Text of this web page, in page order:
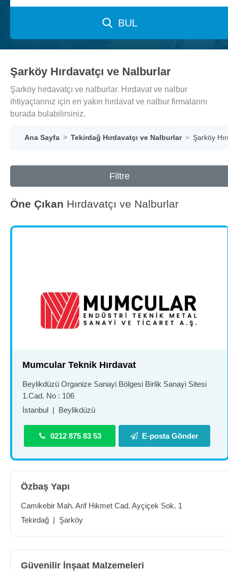
BUL
Şarköy Hırdavatçı ve Nalburlar
Şarköy hırdavatçı ve nalburlar. Hırdavat ve nalbur
ihtiyaçlarınız için en yakın hırdavat ve nalbur firmalarını
burada bulabilirsiniz.
Ana Sayfa Tekirdağ Hırdavatçı ve Nalburlar Şarköy
Filtre
Öne Çıkan Hırdavatçı ve Nalburlar
Mumcular Teknik Hırdavat
Beylikdüzü Organize Sanayi Bölgesi Birlik Sanayi Sitesi
1.Cad. No : 106
İstanbul | Beylikdüzü
0212 875 83 53 E-posta Gönder
Özbaş Yapı
Camikebir Mah. Arif Hikmet Cad. Ayçiçek Sok. 1
Tekirdağ | Şarköy
Güvenilir İnşaat Malzemeleri